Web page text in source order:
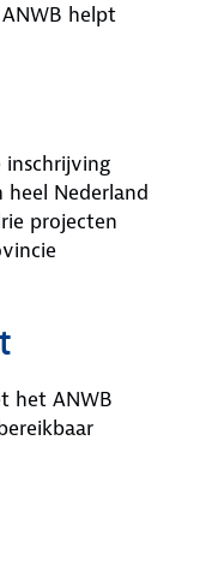
helpt
heel Nederland
projecten
het ANWB